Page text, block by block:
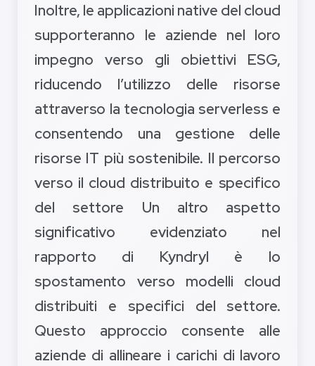
Inoltre, le applicazioni native del cloud
supporteranno le aziende nel loro
impegno verso gli obiettivi ESG,
riducendo l’utilizzo delle risorse
attraverso la tecnologia serverless e
consentendo una gestione delle
risorse IT più sostenibile. Il percorso
verso il cloud distribuito e specifico
del settore Un altro aspetto
significativo evidenziato nel
rapporto di Kyndryl è lo
spostamento verso modelli cloud
distribuiti e specifici del settore.
Questo approccio consente alle
aziende di allineare i carichi di lavoro